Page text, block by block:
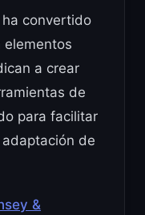
convertido
elementos
a crear
de
para facilitar
de
&